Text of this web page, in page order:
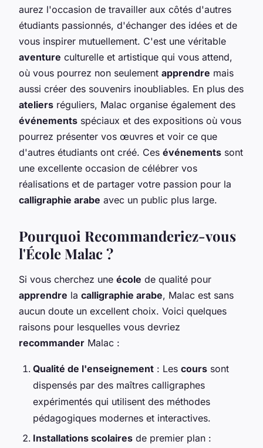
aurez l'occasion de travailler aux côtés d'autres
étudiants passionnés, d'échanger des idées et de
vous inspirer mutuellement. C'est une véritable
aventure culturelle et artistique qui vous attend,
où vous pourrez non seulement apprendre mais
aussi créer des souvenirs inoubliables. En plus des
ateliers réguliers, Malac organise également des
événements spéciaux et des expositions où vous
pourrez présenter vos œuvres et voir ce que
d'autres étudiants ont créé. Ces événements sont
une excellente occasion de célébrer vos
réalisations et de partager votre passion pour la
calligraphie arabe avec un public plus large.
Pourquoi Recommanderiez-vous
l'École Malac ?
Si vous cherchez une école de qualité pour
apprendre la calligraphie arabe, Malac est sans
aucun doute un excellent choix. Voici quelques
raisons pour lesquelles vous devriez
recommander Malac :
Qualité de l'enseignement : Les cours sont
dispensés par des maîtres calligraphes
expérimentés qui utilisent des méthodes
pédagogiques modernes et interactives.
Installations scolaires de premier plan :